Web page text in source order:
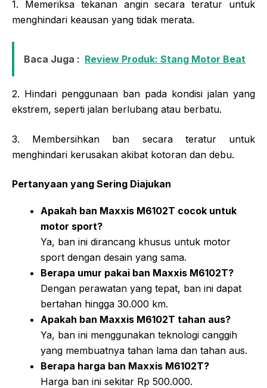
1. Memeriksa tekanan angin secara teratur untuk
menghindari keausan yang tidak merata.
Baca Juga : Review Produk: Stang Motor Beat
2. Hindari penggunaan ban pada kondisi jalan yang
ekstrem, seperti jalan berlubang atau berbatu.
3. Membersihkan ban secara teratur untuk
menghindari kerusakan akibat kotoran dan debu.
Pertanyaan yang Sering Diajukan
Apakah ban Maxxis M6102T cocok untuk
motor sport?
Ya, ban ini dirancang khusus untuk motor
sport dengan desain yang sama.
Berapa umur pakai ban Maxxis M6102T?
Dengan perawatan yang tepat, ban ini dapat
bertahan hingga 30.000 km.
Apakah ban Maxxis M6102T tahan aus?
Ya, ban ini menggunakan teknologi canggih
yang membuatnya tahan lama dan tahan aus.
Berapa harga ban Maxxis M6102T?
Harga ban ini sekitar Rp 500.000.